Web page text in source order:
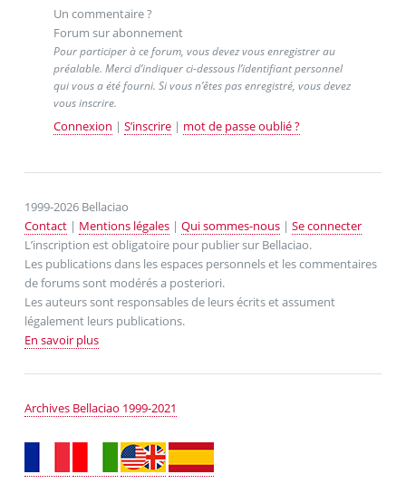
Un commentaire ?
Forum sur abonnement
Pour participer à ce forum, vous devez vous enregistrer au
préalable. Merci d’indiquer ci-dessous l’identifiant personnel
qui vous a été fourni. Si vous n’êtes pas enregistré, vous devez
vous inscrire.
Connexion | S’inscrire| mot de passe oublié ?
1999-2026 Bellaciao
Contact| Mentions légales| Qui sommes-nous| Se connecter
L’inscription est obligatoire pour publier sur Bellaciao.
Les publications dans les espaces personnels et les commentaires
de forums sont modérés a posteriori.
Les auteurs sont responsables de leurs écrits et assument
légalement leurs publications.
En savoir plus
Archives Bellaciao 1999-2021